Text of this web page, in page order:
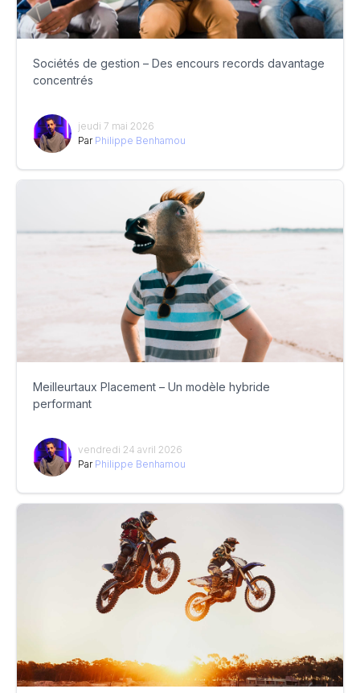
Sociétés de gestion – Des encours records davantage
concentrés
jeudi 7 mai 2026
Par Philippe Benhamou
Meilleurtaux Placement – Un modèle hybride
performant
vendredi 24 avril 2026
Par Philippe Benhamou